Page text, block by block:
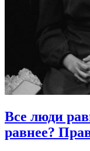
Все люди
равнее?